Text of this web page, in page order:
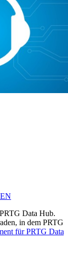
Data Hub.
in dem PRTG
für PRTG Data